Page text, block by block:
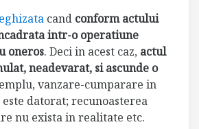
cand conform actului
intr-o operatiune
oneros. Deci in acest caz, actul
neadevarat, si ascunde o
vanzare-cumparare in
datorat; recunoasterea
nu exista in realitate etc.